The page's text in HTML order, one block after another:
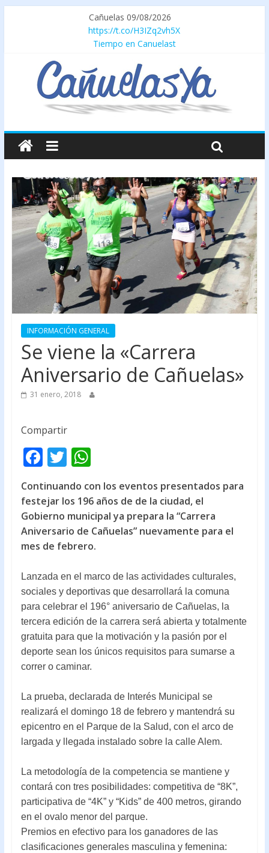
Cañuelas 09/08/2026
https://t.co/H3IZq2vh5X
Tiempo en Canuelast
INFORMACIÓN GENERAL
Se viene la «Carrera
Aniversario de Cañuelas»
31 enero, 2018
Compartir
F
ac
e
b
o
o
k
T
w
itt
er
W
at
s
A
p
p
Continuando con los eventos presentados para
festejar los 196 años de de la ciudad, el
Gobierno municipal ya prepara la “Carrera
Aniversario de Cañuelas” nuevamente para el
mes de febrero.
Lanzada en el marco de las actividades culturales,
sociales y deportivas que desarrollará la comuna
para celebrar el 196° aniversario de Cañuelas, la
tercera edición de la carrera será abierta y totalmente
gratuita para que la motivación y la pasión por el
deporte sean los únicos requisitos para sumarse a
correr o caminar.
La prueba, declarada de Interés Municipal se
realizará el domingo 18 de febrero y mantendrá su
epicentro en el Parque de la Salud, con el arco de
largada y llegada instalado sobre la calle Alem.
La metodología de la competencia se mantiene y
contará con tres posibilidades: competitiva de “8K”,
participativa de “4K” y “Kids” de 400 metros, girando
en el ovalo menor del parque.
Premios en efectivo para los ganadores de las
clasificaciones generales masculina y femenina: